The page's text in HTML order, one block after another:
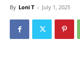
By Loni T - July 1, 2025